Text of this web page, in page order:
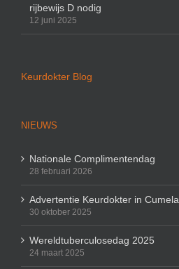
rijbewijs D nodig
12 juni 2025
Keurdokter Blog
NIEUWS
Nationale Complimentendag
28 februari 2026
Advertentie Keurdokter in Cumela
30 oktober 2025
Wereldtuberculosedag 2025
24 maart 2025